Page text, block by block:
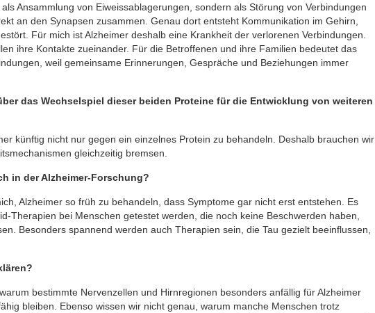
Ansammlung von Eiweissablagerungen, sondern als Störung von Verbindungen
an den Synapsen zusammen. Genau dort entsteht Kommunikation im Gehirn,
Für mich ist Alzheimer deshalb eine Krankheit der verlorenen Verbindungen.
ihre Kontakte zueinander. Für die Betroffenen und ihre Familien bedeutet das
weil gemeinsame Erinnerungen, Gespräche und Beziehungen immer
das Wechselspiel dieser beiden Proteine für die Entwicklung von weiteren
künftig nicht nur gegen ein einzelnes Protein zu behandeln. Deshalb brauchen wir
gleichzeitig bremsen.
in der Alzheimer-Forschung?
Alzheimer so früh zu behandeln, dass Symptome gar nicht erst entstehen. Es
Therapien bei Menschen getestet werden, die noch keine Beschwerden haben,
Besonders spannend werden auch Therapien sein, die Tau gezielt beeinflussen,
bestimmte Nervenzellen und Hirnregionen besonders anfällig für Alzheimer
bleiben. Ebenso wissen wir nicht genau, warum manche Menschen trotz